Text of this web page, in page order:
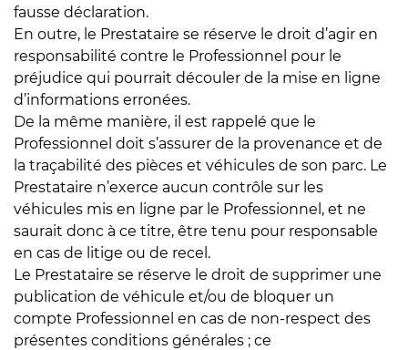
fausse déclaration.
En outre, le Prestataire se réserve le droit d’agir en
responsabilité contre le Professionnel pour le
préjudice qui pourrait découler de la mise en ligne
d’informations erronées.
De la même manière, il est rappelé que le
Professionnel doit s’assurer de la provenance et de
la traçabilité des pièces et véhicules de son parc. Le
Prestataire n’exerce aucun contrôle sur les
véhicules mis en ligne par le Professionnel, et ne
saurait donc à ce titre, être tenu pour responsable
en cas de litige ou de recel.
Le Prestataire se réserve le droit de supprimer une
publication de véhicule et/ou de bloquer un
compte Professionnel en cas de non-respect des
présentes conditions générales ; ce